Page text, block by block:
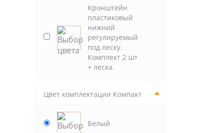
Кронштейн
пластиковый
нижний
регулируемый
под леску.
Комплект 2 шт
+ леска.
Цвет комплектации Компакт
Белый